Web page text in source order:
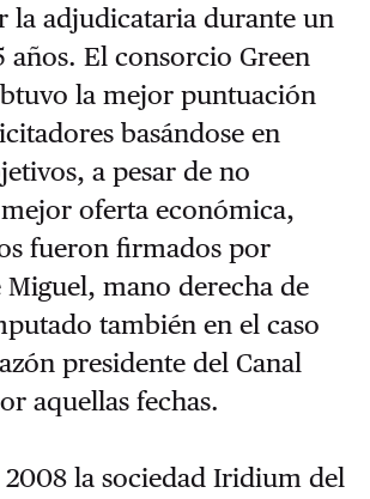
la adjudicataria durante un
años. El consorcio Green
la mejor puntuación
basándose en
a pesar de no
oferta económica,
fueron firmados por
mano derecha de
también en el caso
presidente del Canal
aquellas fechas.
2008 la sociedad Iridium del